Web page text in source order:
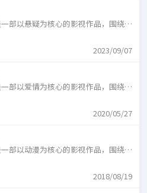
部以悬疑为核心的影视作品，围绕危
物成长展开，整体节奏紧凑，适合一
2023/09/07
部以爱情为核心的影视作品，围绕危
物成长展开，整体节奏紧凑，适合一
2020/05/27
部以动漫为核心的影视作品，围绕危
物成长展开，整体节奏紧凑，适合一
2018/08/19